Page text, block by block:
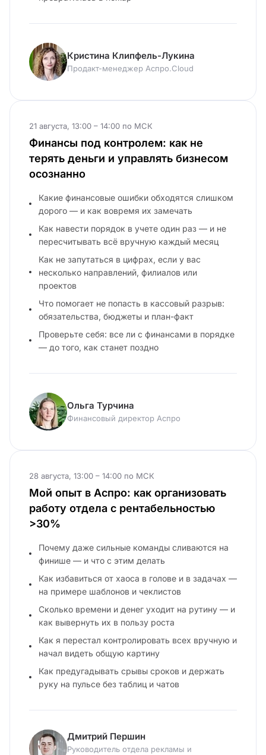
Кристина Клипфель-Лукина
Продакт-менеджер Аспро.Cloud
21 августа, 13:00 – 14:00 по МСК
Финансы под контролем: как не
терять деньги и управлять бизнесом
осознанно
Какие финансовые ошибки обходятся слишком
дорого — и как вовремя их замечать
Как навести порядок в учете один раз — и не
пересчитывать всё вручную каждый месяц
Как не запутаться в цифрах, если у вас
несколько направлений, филиалов или
проектов
Что помогает не попасть в кассовый разрыв:
обязательства, бюджеты и план-факт
Проверьте себя: все ли с финансами в порядке
— до того, как станет поздно
Ольга Турчина
Финансовый директор Аспро
28 августа, 13:00 – 14:00 по МСК
Мой опыт в Аспро: как организовать
работу отдела с рентабельностью
>30%
Почему даже сильные команды сливаются на
финише — и что с этим делать
Как избавиться от хаоса в голове и в задачах —
на примере шаблонов и чеклистов
Сколько времени и денег уходит на рутину — и
как вывернуть их в пользу роста
Как я перестал контролировать всех вручную и
начал видеть общую картину
Как предугадывать срывы сроков и держать
руку на пульсе без таблиц и чатов
Дмитрий Першин
Руководитель отдела рекламы и